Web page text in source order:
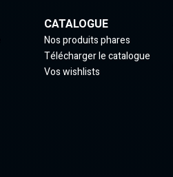
CATALOGUE
Nos produits phares
Télécharger le catalogue
Vos wishlists